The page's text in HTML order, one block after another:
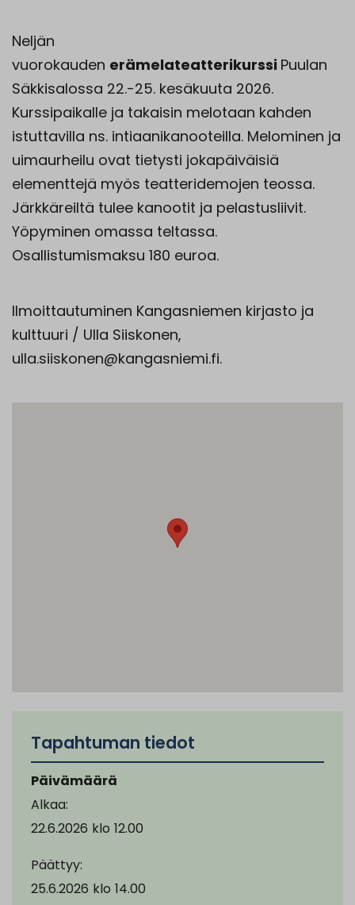
Neljän
vuorokauden erämelateatterikurssi Puulan
Säkkisalossa 22.-25. kesäkuuta 2026.
Kurssipaikalle ja takaisin melotaan kahden
istuttavilla ns. intiaanikanooteilla. Melominen ja
uimaurheilu ovat tietysti jokapäiväisiä
elementtejä myös teatteridemojen teossa.
Järkkäreiltä tulee kanootit ja pelastusliivit.
Yöpyminen omassa teltassa.
Osallistumismaksu 180 euroa.
Ilmoittautuminen Kangasniemen kirjasto ja
kulttuuri / Ulla Siiskonen,
ulla.siiskonen@kangasniemi.fi.
Tapahtuman tiedot
Päivämäärä
Alkaa:
22.6.2026 klo 12.00
Päättyy:
25.6.2026 klo 14.00